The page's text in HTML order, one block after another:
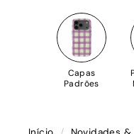
Capas
Padrões